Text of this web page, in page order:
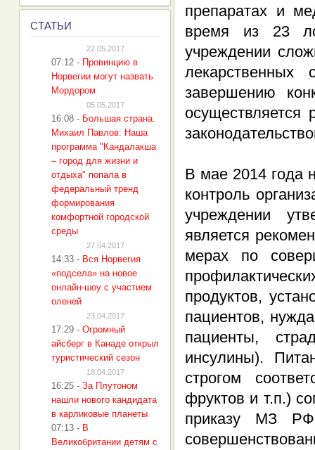
препаратах и
время из 23
учреждении
лекарственных
завершению
осуществляется
В мае 2014 года
контроль
учреждении
является
мерах по
продуктов,
пациентов,
пациенты,
инсулины).
строгом
фруктов и т.п.)
приказу МЗ
СТАТЬИ
22.05.2017
07:12 - Провинцию в
Норвегии могут назвать
Мордором
05.05.2017
16:08 - Большая страна.
Михаил Павлов: Наша
программа "Кандалакша
– город для жизни и
отдыха" попала в
федеральный тренд
формирования
комфортной городской
среды
27.04.2017
14:33 - Вся Норвегия
«подсела» на новое
онлайн-шоу с участием
оленей
23.04.2017
17:29 - Огромный
айсберг в Канаде открыл
туристический сезон
18.04.2017
16:25 - За Плутоном
нашли нового кандидата
в карликовые планеты
07:13 - В
Великобритании детям с